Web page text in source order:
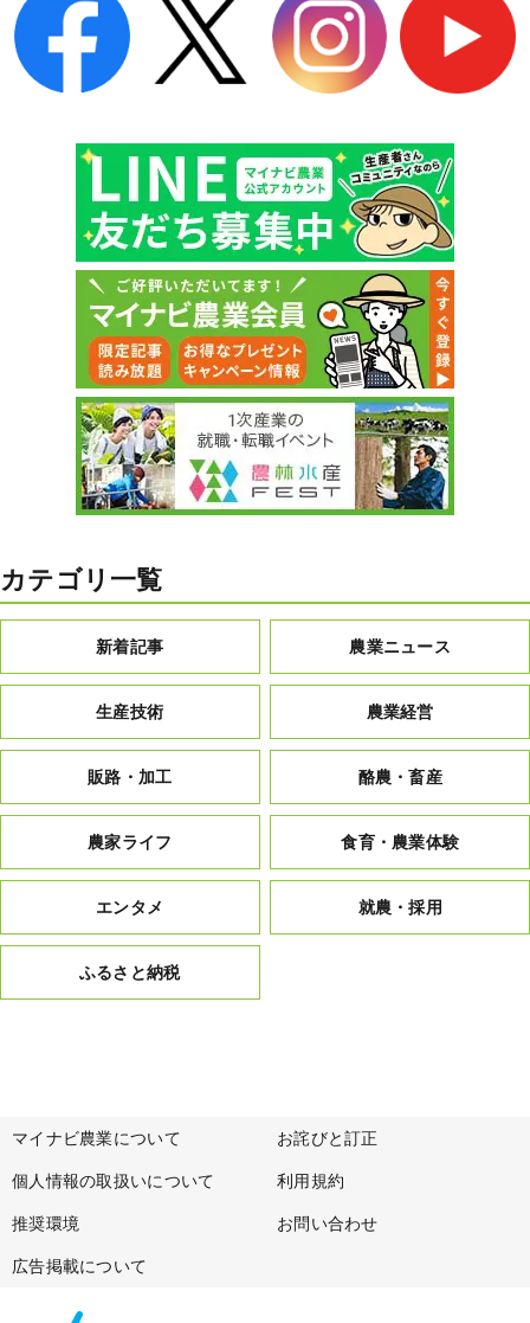
カテゴリ一覧
新着記事 農業ニュース
生産技術 農業経営
販路・加工 酪農・畜産
農家ライフ 食育・農業体験
エンタメ 就農・採用
ふるさと納税
マイナビ農業について お詫びと訂正
個人情報の取扱いについて 利用規約
推奨環境 お問い合わせ
広告掲載について